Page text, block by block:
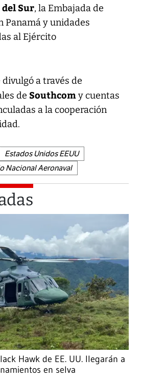
Sur, la Embajada de
Panamá y unidades
al Ejército
a través de
de Southcomy cuentas
a la cooperación
Estados Unidos EEUU
Nacional Aeronaval
Hawk de EE. UU. llegarán a
en selva